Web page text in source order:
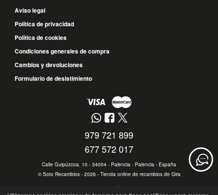
Aviso legal
Política de privacidad
Política de cookies
Condiciones generales de compra
Cambios y devoluciones
Formulario de desistimiento
979 721 899
677 572 017
Calle Guipúzcoa, 10 - 34004 - Palencia - Palencia - España
©Soto Recambios- 2026 - Tienda online de recambios de Gira